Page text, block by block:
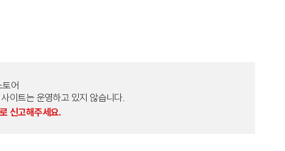
어
이트는 운영하고 있지 않습니다.
신고해주세요.